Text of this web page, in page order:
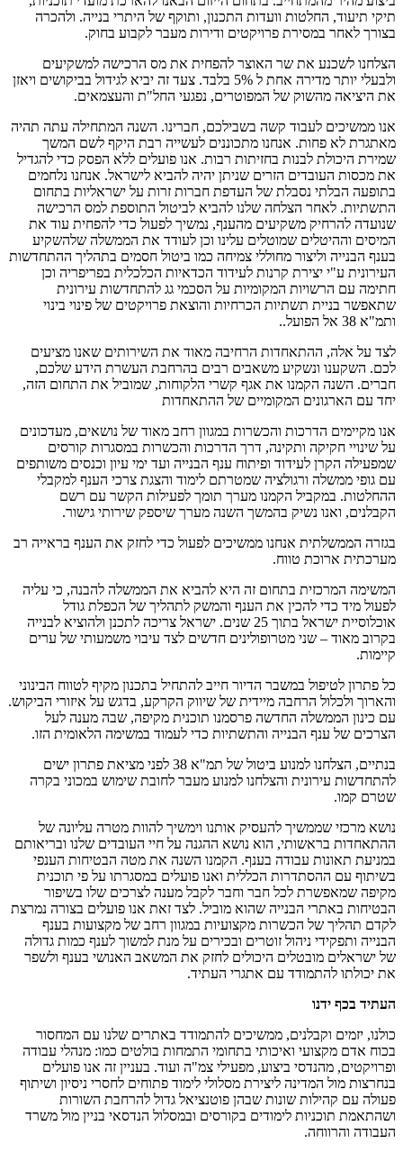
תיקי תיעוד, החלטות וועדות התכנון, ותוקף של היתרי בנייה. ולהכרה
בצורך לאחר במסירת פרויקטים ודירות מעבר לקבוע בחוק.
הצלחנו לשכנע את שר האוצר להפחית את מס הרכישה למשקיעים
ולבעלי יותר מדירה אחת ל 5% בלבד. צעד זה יביא לגידול בביקושים ויאזן
את היציאה מהשוק של המפוטרים, נפגעי החל"ת והעצמאים.
אנו ממשיכים לעבוד קשה בשבילכם, חברינו. השנה המתחילה עתה תהיה
מאתגרת לא פחות. אנחנו מתכוננים לעשייה רבת היקף לשם המשך
שמירת היכולת לבנות בחזיתות רבות. אנו פועלים ללא הפסק כדי להגדיל
את מכסות העובדים הזרים שניתן יהיה להביא לישראל. אנחנו נלחמים
בתופעה הבלתי נסבלת של העדפת חברות זרות על ישראליות בתחום
התשתיות. לאחר הצלחה שלנו להביא לביטול התוספת למס הרכישה
שנועדה להרחיק משקיעים מהענף, נמשיך לפעול כדי להפחית עוד את
המיסים וההיטלים שמוטלים עלינו וכן לעודד את הממשלה שלהשקיע
בענף הבנייה וליצור מחוללי צמיחה כמו ביטול חסמים בתהליך ההתחדשות
העירונית ע"י יצירת קרנות לעידוד הכדאיות הכלכלית בפריפריה וכן
חתימה עם הרשויות המקומיות על הסכמי גג להתחדשות עירונית
שתאפשר בניית תשתיות הכרחיות והוצאת פרויקטים של פינוי בינוי
ותמ"א 38 אל הפועל..
לצד על אלה, ההתאחדות הרחיבה מאוד את השירותים שאנו מציעים
לכם. השקענו ונשקיע משאבים רבים בהרחבת העשרת הידע שלכם,
חברים. השנה הקמנו את אגף קשרי הלקוחות, שמוביל את התחום הזה,
יחד עם הארגונים המקומיים של ההתאחדות
אנו מקיימים הדרכות והכשרות במגוון רחב מאוד של נושאים, מעדכונים
על שינויי חקיקה ותקינה, דרך הדרכות והכשרות במסגרות קורסים
שמפעילה הקרן לעידוד ופיתוח ענף הבנייה ועד ימי עיון וכנסים משותפים
עם גופי ממשלה ורגולציה שמטרתם לימוד והצגת צרכי הענף למקבלי
ההחלטות. במקביל הקמנו מערך תומך לפעילות הקשר עם רשם
הקבלנים, ואנו נשיק בהמשך השנה מערך שיספק שירותי גישור.
בגזרה הממשלתית אנחנו ממשיכים לפעול כדי לחזק את הענף בראייה רב
מערכתית ארוכת טווח.
המשימה המרכזית בתחום זה היא להביא את הממשלה להבנה, כי עליה
לפעול מיד כדי להכין את הענף והמשק לתהליך של הכפלת גודל
אוכלוסיית ישראל בתוך 25 שנים. ישראל צריכה לתכנן ולהוציא לבנייה
בקרוב מאוד – שני מטרופולינים חדשים לצד עיבוי משמעותי של ערים
קיימות.
כל פתרון לטיפול במשבר הדיור חייב להתחיל בתכנון מקיף לטווח הבינוני
והארוך ולכלול הרחבה מיידית של שיווק הקרקע, בדגש על איזורי הביקוש.
עם כינון הממשלה החדשה פרסמנו תוכנית מקיפה, שבה מענה לעל
הצרכים של ענף הבנייה והתשתיות כדי לעמוד במשימה הלאומית הזו.
בנתיים, הצלחנו למנוע ביטול של תמ"א 38 לפני מציאת פתרון ישים
להתחדשות עירונית והצלחנו למנוע מעבר לחובת שימוש במכוני בקרה
שטרם קמו.
נושא מרכזי שממשיך להעסיק אותנו וימשיך להוות מטרה עליונה של
ההתאחדות בראשותי, הוא נושא ההגנה על חיי העובדים שלנו ובריאותם
במניעת תאונות עבודה בענף. הקמנו השנה את מטה הבטיחות הענפי
בשיתוף עם ההסתדרות הכללית ואנו פועלים במסגרתו על פי תוכנית
מקיפה שמאפשרת לכל חבר וחבר לקבל מענה לצרכים שלו בשיפור
הבטיחות באתרי הבנייה שהוא מוביל. לצד זאת אנו פועלים בצורה נמרצת
לקדם תהליך של הכשרות מקצועיות במגוון רחב של מקצועות בענף
הבנייה ותפקידי ניהול זוטרים ובכירים על מנת למשוך לענף כמות גדולה
של ישראלים מובטלים היכולים לחזק את המשאב האנושי בענף ולשפר
את יכולתו להתמודד עם אתגרי העתיד.
העתיד בכף ידנו
כולנו, יזמים וקבלנים, ממשיכים להתמודד באתרים שלנו עם המחסור
בכוח אדם מקצועי ואיכותי בתחומי התמחות בולטים כמו: מנהלי עבודה
ופרויקטים, מהנדסי ביצוע, מפעילי צמ"ה ועוד. בעניין זה אנו פועלים
בנחרצות מול המדינה ליצירת מסלולי לימוד פתוחים לחסרי ניסיון ושיתוף
פעולה עם קהילות שונות שבהן פוטנציאל גדול להרחבת השורות
ושהתאמת תוכניות לימודים בקורסים ובמסלול הנדסאי בניין מול משרד
העבודה והרווחה.